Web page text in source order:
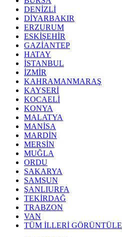
DENİZLİ
DİYARBAKIR
ERZURUM
ESKİŞEHİR
GAZİANTEP
HATAY
İSTANBUL
İZMİR
KAHRAMANMARAŞ
KAYSERİ
KOCAELİ
KONYA
MALATYA
MANİSA
MARDİN
MERSİN
MUĞLA
ORDU
SAKARYA
SAMSUN
ŞANLIURFA
TEKİRDAĞ
TRABZON
VAN
TÜM İLLERİ GÖRÜNTÜLE